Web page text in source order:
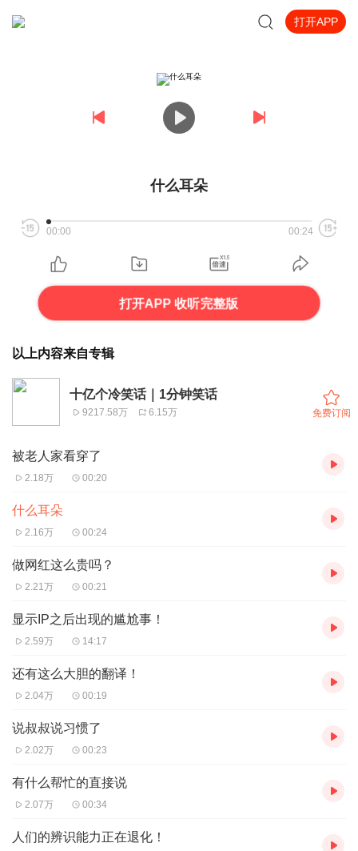
打开APP
什么耳朵
00:00 00:24
打开APP 收听完整版
以上内容来自专辑
十亿个冷笑话｜1分钟笑话
9217.58万 6.15万 免费订阅
被老人家看穿了
2.18万 00:20
什么耳朵
2.16万 00:24
做网红这么贵吗？
2.21万 00:21
显示IP之后出现的尴尬事！
2.59万 14:17
还有这么大胆的翻译！
2.04万 00:19
说叔叔说习惯了
2.02万 00:23
有什么帮忙的直接说
2.07万 00:34
人们的辨识能力正在退化！